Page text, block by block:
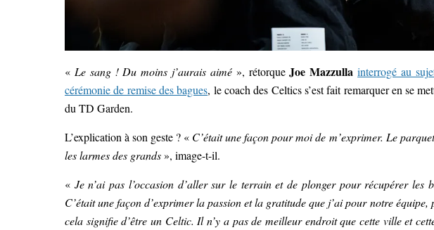
« Le sang ! Du moins j’aurais aimé», rétorqueJoe Mazzulla interrogé au
cérémonie de remise des bagues, le coach des Celtics s’est fait remarquer en se
du TD Garden.
L’explication à son geste ? « C’était une façon pour moi de m’exprimer. Le
les larmes des grands», image-t-il.
« Je n’ai pas l’occasion d’aller sur le terrain et de plonger pour récupérer les
C’était une façon d’exprimer la passion et la gratitude que j’ai pour notre
cela signifie d’être un Celtic. Il n’y a pas de meilleur endroit que cette ville et